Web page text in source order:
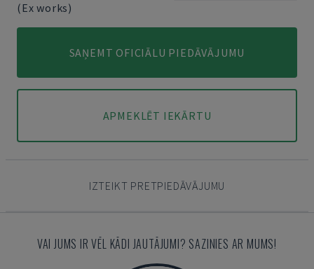
(Ex works)
SAŅEMT OFICIĀLU PIEDĀVĀJUMU
APMEKLĒT IEKĀRTU
IZTEIKT PRETPIEDĀVĀJUMU
VAI JUMS IR VĒL KĀDI JAUTĀJUMI? SAZINIES AR MUMS!